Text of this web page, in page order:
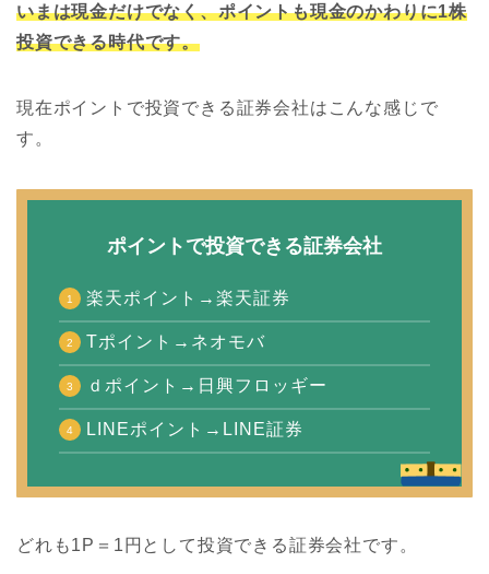
いまは現金だけでなく、ポイントも現金のかわりに1株
投資できる時代です。
現在ポイントで投資できる証券会社はこんな感じで
す。
ポイントで投資できる証券会社
楽天ポイント→楽天証券
Tポイント→ネオモバ
ｄポイント→日興フロッギー
LINEポイント→LINE証券
どれも1P＝1円として投資できる証券会社です。